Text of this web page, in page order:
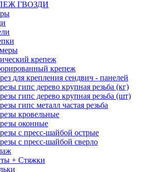
ГВОЗДИ
крепеж
крепеж
для крепления сендвич - панелей
гипс дерево крупная резьба (кг)
гипс дерево крупная резьба (шт)
гипс металл частая резьба
кровельные
оконные
с пресс-шайбой острые
с пресс-шайбой сверло
+ Стяжки